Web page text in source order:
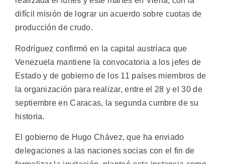
difícil misión de lograr un acuerdo sobre cuotas de
producción de crudo.
Rodríguez confirmó en la capital austríaca que
Venezuela mantiene la convocatoria a los jefes de
Estado y de gobierno de los 11 países miembros de
la organización para realizar, entre el 28 y el 30 de
septiembre en Caracas, la segunda cumbre de su
historia.
El gobierno de Hugo Chávez, que ha enviado
delegaciones a las naciones socias con el fin de